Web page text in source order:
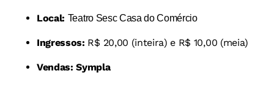
Local: Teatro Sesc Casa do Comércio
Ingressos: R$ 20,00 (inteira) e R$ 10,00 (meia)
Vendas: Sympla